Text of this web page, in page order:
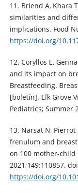
11. Briend A, Khara
similarities and
implications. Food
https://doi.org/
12. Coryllos E,
and its impact on
Breastfeeding.
[boletín]. Elk Grove
Pediatrics; Summer
13. Narsat N, Pierrot
frenulum and
on 100 mother-child
2021;149:110857.
https://doi.org/